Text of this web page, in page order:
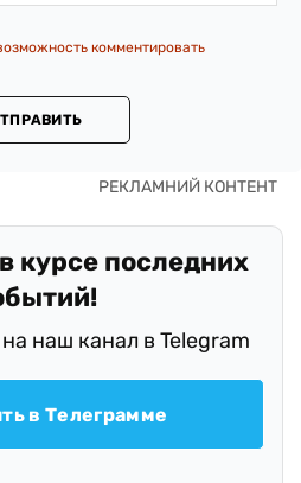
комментировать
курсе последних
наш канал в Telegram
в Телеграмме